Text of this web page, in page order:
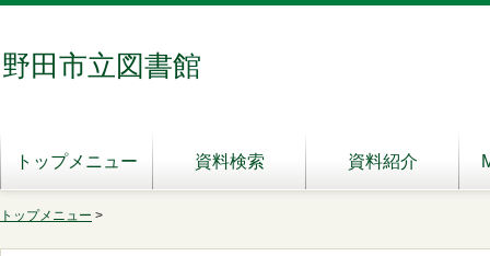
野田市立図書館
トップメニュー 資料検索 資料紹介
トップメニュー >